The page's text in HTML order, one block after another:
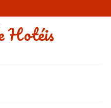
Hotéis